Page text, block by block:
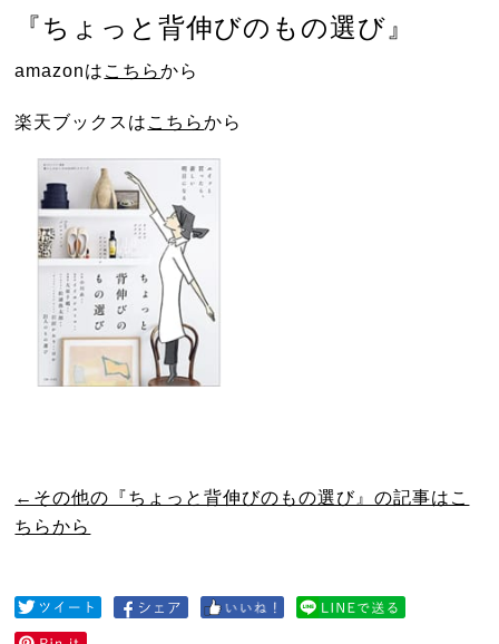
『ちょっと背伸びのもの選び』
amazonは こちらから
楽天ブックスは こちらから
←その他の『ちょっと背伸びのもの選び』の記事はこ
ちらから